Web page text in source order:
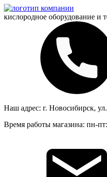
кислородное оборудование и
Наш адрес: г. Новосибирск,
Время работы магазина: пн-